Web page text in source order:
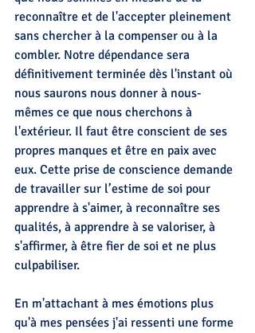
reconnaître et de l'accepter pleinement
sans chercher à la compenser ou à la
combler. Notre dépendance sera
définitivement terminée dès l'instant où
nous saurons nous donner à nous-
mêmes ce que nous cherchons à
l'extérieur. Il faut être conscient de ses
propres manques et être en paix avec
eux. Cette prise de conscience demande
de travailler sur l’estime de soi pour
apprendre à s'aimer, à reconnaître ses
qualités, à apprendre à se valoriser, à
s'affirmer, à être fier de soi et ne plus
culpabiliser.
En m'attachant à mes émotions plus
qu'à mes pensées j'ai ressenti une forme